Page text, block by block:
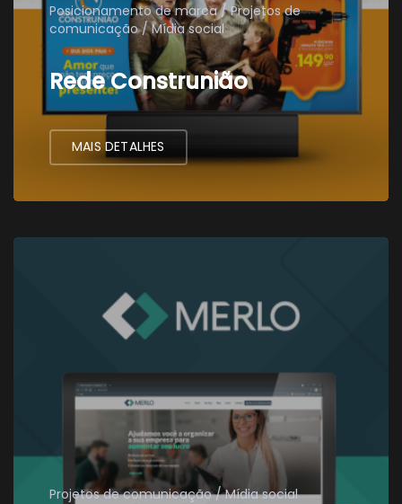
Posicionamento de marca Projetos de
comunicação Mídia social
Rede Construnião
MAIS DETALHES
Projetos de comunicação Mídia social